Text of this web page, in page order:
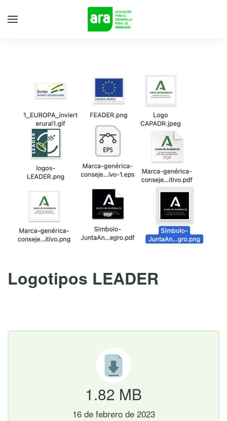
Logotipos LEADER
1.82 MB
16 de febrero de 2023